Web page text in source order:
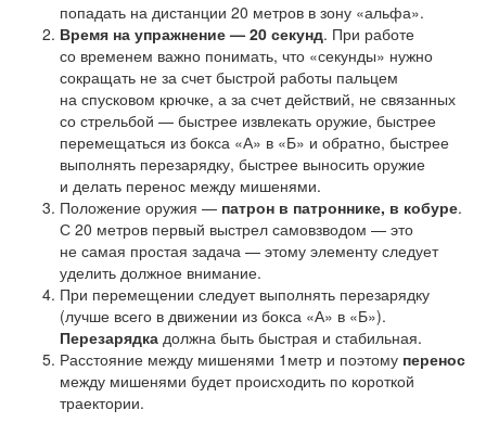
попадать на дистанции 20 метров в зону «альфа».
Время на упражнение — 20 секунд. При работе
со временем важно понимать, что «секунды» нужно
сокращать не за счет быстрой работы пальцем
на спусковом крючке, а за счет действий, не связанных
со стрельбой — быстрее извлекать оружие, быстрее
перемещаться из бокса «А» в «Б» и обратно, быстрее
выполнять перезарядку, быстрее выносить оружие
и делать перенос между мишенями.
Положение оружия — патрон в патроннике, в кобуре.
С 20 метров первый выстрел самовзводом — это
не самая простая задача — этому элементу следует
уделить должное внимание.
При перемещении следует выполнять перезарядку
(лучше всего в движении из бокса «А» в «Б»).
Перезарядка должна быть быстрая и стабильная.
Расстояние между мишенями 1метр и поэтому перенос
между мишенями будет происходить по короткой
траектории.